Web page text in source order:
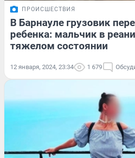
ПРОИСШЕСТВИЯ
В Барнауле грузовик
ребенка: мальчик в
тяжелом состоянии
12 января, 2024, 23:34 1 679